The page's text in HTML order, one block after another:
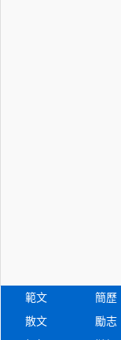
範文 簡歷
散文
勵志